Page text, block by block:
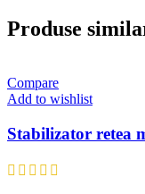
Produse
Compare
Add to wishlist
Stabilizator retea